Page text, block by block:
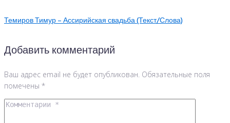
Темиров Тимур – Ассирийская свадьба (Текст/Слова)
Добавить комментарий
Ваш адрес email не будет опубликован. Обязательные поля
помечены *